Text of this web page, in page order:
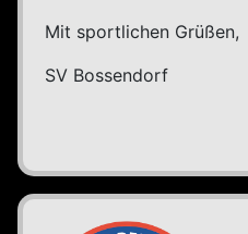
Mit sportlichen Grüßen,
SV Bossendorf